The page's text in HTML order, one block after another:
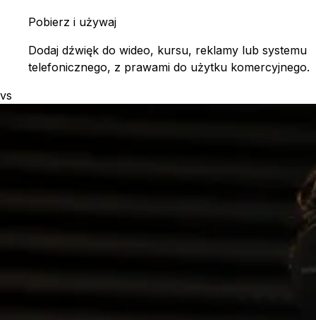
Pobierz i używaj
Dodaj dźwięk do wideo, kursu, reklamy lub systemu
telefonicznego, z prawami do użytku komercyjnego.
vs